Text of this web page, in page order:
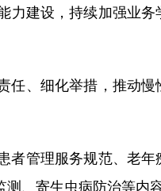
建设，持续加强业
、细化举措，推动慢
管理服务规范、老年
、寄生虫病防治等内